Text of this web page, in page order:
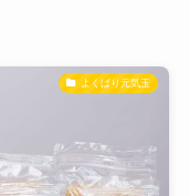
よくばり元気玉